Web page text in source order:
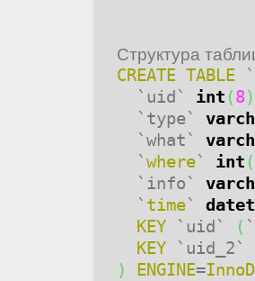
Структура
CREATE TABLE
`uid` int (8)
`type`
`what`
`where` int (
`info`
` time`
KEY `uid` (
KEY `uid_2`
)
ENGINE=